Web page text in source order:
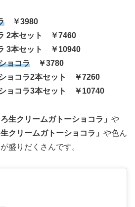
￥3980
2本セット ￥7460
3本セット ￥10940
ョコラ ￥3780
ョコラ2本セット ￥7260
ョコラ3本セット ￥10740
生クリームガトーショコラ」 や
クリームガトーショコラ」 や色ん
盛りだくさんです。